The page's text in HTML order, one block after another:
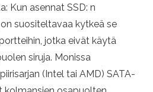
Kun asennat SSD: n
suositeltavaa kytkeä se
jotka eivät käytä
siruja. Monissa
(Intel tai AMD) SATA-